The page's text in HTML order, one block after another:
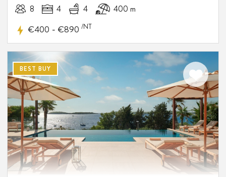
8 4 4 400 m
€400 - €890 /NT
BEST BUY